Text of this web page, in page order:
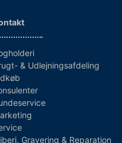
& Udlejningsafdeling
Gravering & Reparation